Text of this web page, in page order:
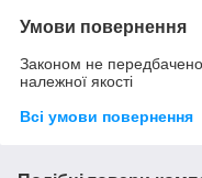
Умови повернення
Законом не
належної якості
Всі умови повернення